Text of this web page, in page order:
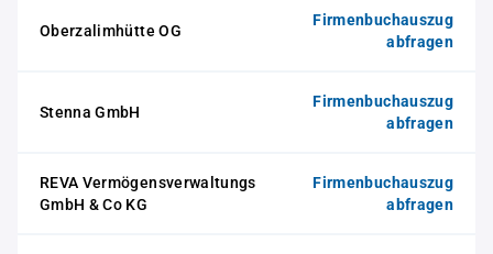
Oberzalimhütte OG
Firmenbuchauszug
abfragen
Stenna GmbH
Firmenbuchauszug
abfragen
REVA Vermögensverwaltungs
GmbH & Co KG
Firmenbuchauszug
abfragen